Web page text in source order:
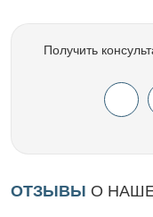
Получить
ОТЗЫВЫ О